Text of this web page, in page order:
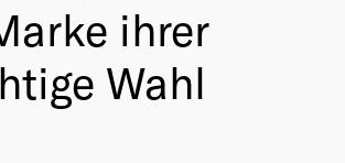
ihrer
Wahl